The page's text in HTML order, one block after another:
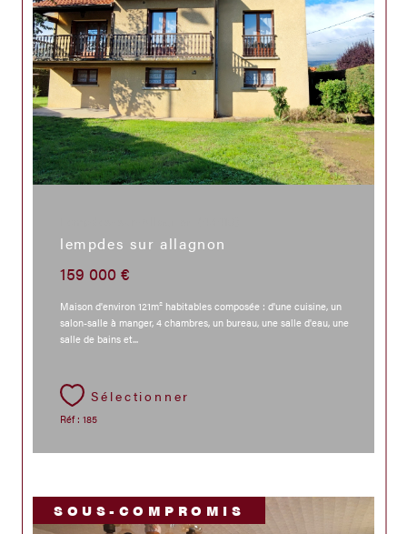
lempdes sur allagnon
159 000 €
Maison d'environ 121m² habitables composée : d'une cuisine, un
salon-salle à manger, 4 chambres, un bureau, une salle d'eau, une
salle de bains et...
Sélectionner
Réf : 185
SOUS-COMPROMIS